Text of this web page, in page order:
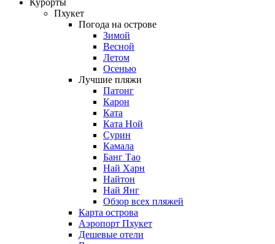
Курорты
Пхукет
Погода на острове
Зимой
Весной
Летом
Осенью
Лучшие пляжи
Патонг
Карон
Ката
Ката Ной
Сурин
Камала
Банг Тао
Най Харн
Найтон
Най Янг
Обзор всех пляжей
Карта острова
Аэропорт Пхукет
Дешевые отели